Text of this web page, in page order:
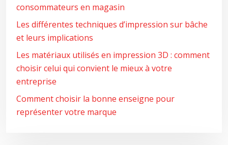
consommateurs en magasin
Les différentes techniques d’impression sur bâche
et leurs implications
Les matériaux utilisés en impression 3D : comment
choisir celui qui convient le mieux à votre
entreprise
Comment choisir la bonne enseigne pour
représenter votre marque